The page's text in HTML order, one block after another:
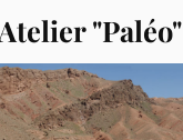
"Paléo"